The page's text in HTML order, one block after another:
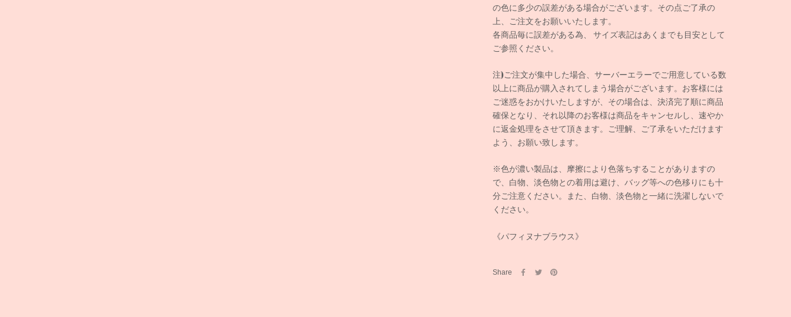
の色に多少の誤差がある場合がございます。その点ご了承の
上、ご注文をお願いいたします。
各商品毎に誤差がある為、 サイズ表記はあくまでも目安として
ご参照ください。
注)ご注文が集中した場合、サーバーエラーでご用意している数
以上に商品が購入されてしまう場合がございます。お客様には
ご迷惑をおかけいたしますが、その場合は、決済完了順に商品
確保となり、それ以降のお客様は商品をキャンセルし、速やか
に返金処理をさせて頂きます。ご理解、ご了承をいただけます
よう、お願い致します。
※色が濃い製品は、摩擦により色落ちすることがありますの
で、白物、淡色物との着用は避け、バッグ等への色移りにも十
分ご注意ください。また、白物、淡色物と一緒に洗濯しないで
ください。
《パフィヌナブラウス》
Share